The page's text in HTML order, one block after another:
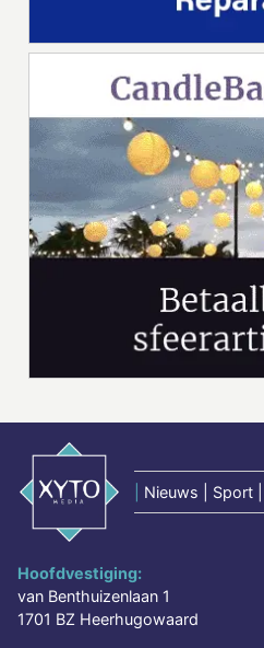
Nieuws | Sport
Hoofdvestiging:
van Benthuizenlaan 1
1701 BZ Heerhugowaard